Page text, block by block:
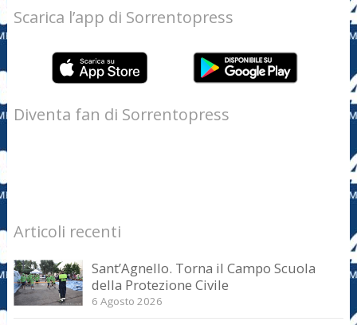
Scarica l’app di Sorrentopress
Diventa fan di Sorrentopress
Articoli recenti
Sant’Agnello. Torna il Campo Scuola
della Protezione Civile
6 Agosto 2026